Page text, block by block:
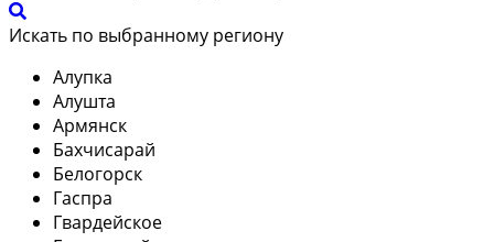
Искать по выбранному региону
Алупка
Алушта
Армянск
Бахчисарай
Белогорск
Гаспра
Гвардейское